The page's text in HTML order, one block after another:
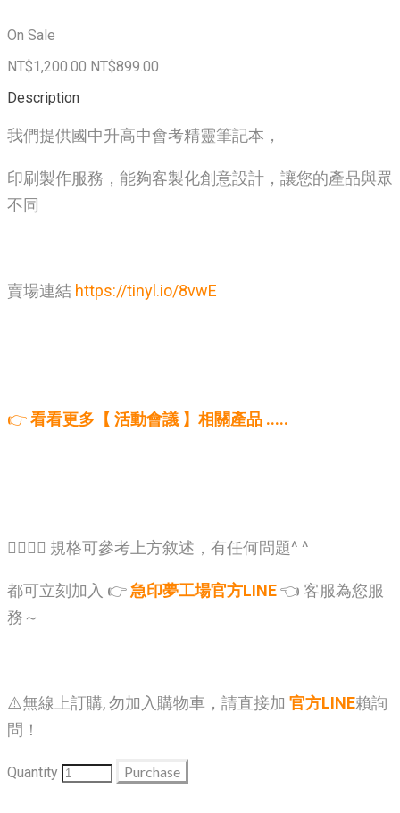
On Sale
NT$1,200.00 NT$899.00
Description
我們提供國中升高中會考精靈筆記本，
印刷製作服務，能夠客製化創意設計，讓您的產品與眾
不同
賣場連結 https://tinyl.io/8vwE
👉看看更多【 活動會議 】相關產品 .....
🙋‍♂️🙋‍♂️ 規格可參考上方敘述，有任何問題^ ^
都可立刻加入 👉急印夢工場官方LINE👈 客服為您服
務～
⚠️無線上訂購, 勿加入購物車，請直接加 官方LINE賴詢
問！
Quantity Purchase